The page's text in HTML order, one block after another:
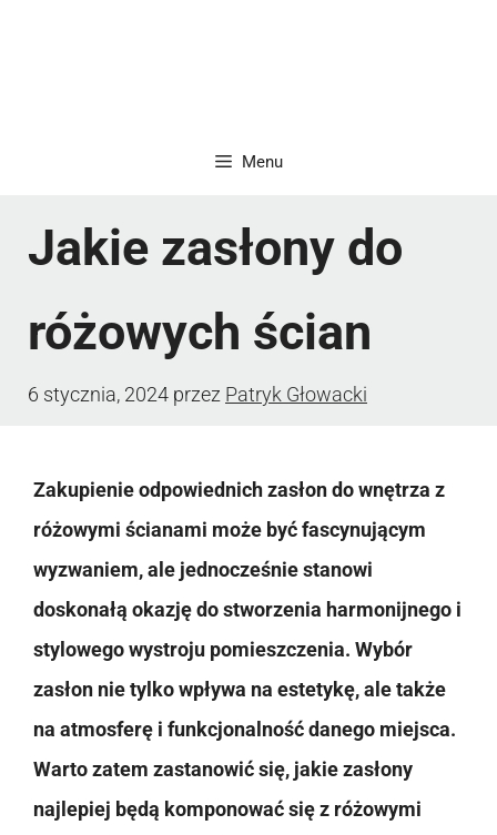
Menu
Jakie zasłony do
różowych ścian
6 stycznia, 2024 przez Patryk Głowacki
Zakupienie odpowiednich zasłon do wnętrza z
różowymi ścianami może być fascynującym
wyzwaniem, ale jednocześnie stanowi
doskonałą okazję do stworzenia harmonijnego i
stylowego wystroju pomieszczenia. Wybór
zasłon nie tylko wpływa na estetykę, ale także
na atmosferę i funkcjonalność danego miejsca.
Warto zatem zastanowić się, jakie zasłony
najlepiej będą komponować się z różowymi